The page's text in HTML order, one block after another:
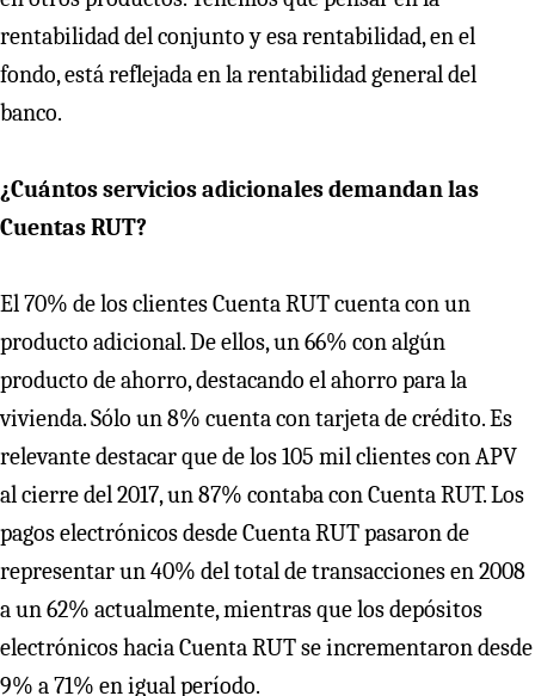
rentabilidad del conjunto y esa rentabilidad, en el
fondo, está reflejada en la rentabilidad general del
banco.
¿Cuántos servicios adicionales demandan las
Cuentas RUT?
El 70% de los clientes Cuenta RUT cuenta con un
producto adicional. De ellos, un 66% con algún
producto de ahorro, destacando el ahorro para la
vivienda. Sólo un 8% cuenta con tarjeta de crédito. Es
relevante destacar que de los 105 mil clientes con APV
al cierre del 2017, un 87% contaba con Cuenta RUT. Los
pagos electrónicos desde Cuenta RUT pasaron de
representar un 40% del total de transacciones en 2008
a un 62% actualmente, mientras que los depósitos
electrónicos hacia Cuenta RUT se incrementaron desde
9% a 71% en igual período.